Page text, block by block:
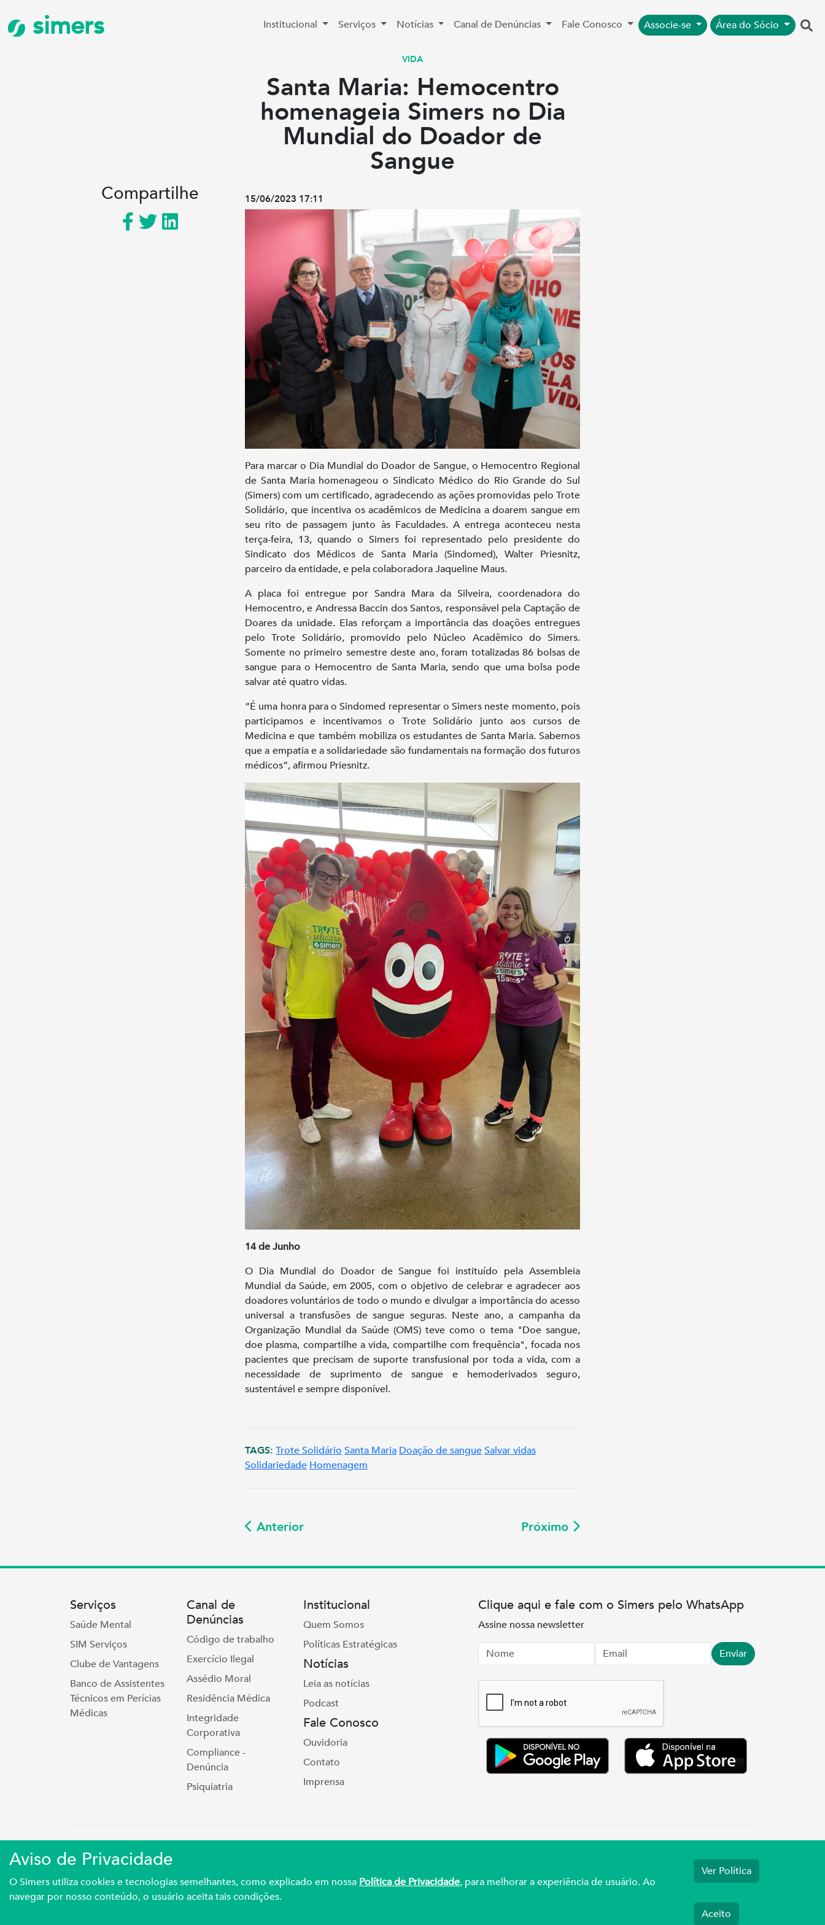
simers Institucional Serviços Notícias Canal de Denúncias Fale Conosco Associe-se Área do Sócio
VIDA
Santa Maria: Hemocentro
homenageia Simers no Dia
Mundial do Doador de
Sangue
Compartilhe 15/06/2023 17:11
Para marcar o Dia Mundial do Doador de Sangue, o Hemocentro Regional
de Santa Maria homenageou o Sindicato Médico do Rio Grande do Sul
(Simers) com um certificado, agradecendo as ações promovidas pelo Trote
Solidário, que incentiva os acadêmicos de Medicina a doarem sangue em
seu rito de passagem junto às Faculdades. A entrega aconteceu nesta
terça-feira, 13, quando o Simers foi representado pelo presidente do
Sindicato dos Médicos de Santa Maria (Sindomed), Walter Priesnitz,
parceiro da entidade, e pela colaboradora Jaqueline Maus.
A placa foi entregue por Sandra Mara da Silveira, coordenadora do
Hemocentro, e Andressa Baccin dos Santos, responsável pela Captação de
Doares da unidade. Elas reforçam a importância das doações entregues
pelo Trote Solidário, promovido pelo Núcleo Acadêmico do Simers.
Somente no primeiro semestre deste ano, foram totalizadas 86 bolsas de
sangue para o Hemocentro de Santa Maria, sendo que uma bolsa pode
salvar até quatro vidas.
“É uma honra para o Sindomed representar o Simers neste momento, pois
participamos e incentivamos o Trote Solidário junto aos cursos de
Medicina e que também mobiliza os estudantes de Santa Maria. Sabemos
que a empatia e a solidariedade são fundamentais na formação dos futuros
médicos”, afirmou Priesnitz.
14 de Junho
O Dia Mundial do Doador de Sangue foi instituído pela Assembleia
Mundial da Saúde, em 2005, com o objetivo de celebrar e agradecer aos
doadores voluntários de todo o mundo e divulgar a importância do acesso
universal a transfusões de sangue seguras. Neste ano, a campanha da
Organização Mundial da Saúde (OMS) teve como o tema "Doe sangue,
doe plasma, compartilhe a vida, compartilhe com frequência", focada nos
pacientes que precisam de suporte transfusional por toda a vida, com a
necessidade de suprimento de sangue e hemoderivados seguro,
sustentável e sempre disponível.
TAGS: Trote Solidário Santa Maria Doação de sangueSalvar vidas
Solidariedade Homenagem
Anterior Próximo
Aviso de Privacidade
O Simers utiliza cookies e tecnologias semelhantes, como explicado em nossa Política de Privacidade, para melhorar a experiência de usuário. Ao
navegar por nosso conteúdo, o usuário aceita tais condições.
Ver Política
Aceito
Serviços
Saúde Mental
SIM Serviços
Clube de Vantagens
Banco de Assistentes
Técnicos em Perícias
Médicas
Canal de
Denúncias
Código de trabalho
Exercício Ilegal
Assédio Moral
Residência Médica
Integridade
Corporativa
Compliance -
Denúncia
Psiquiatria
Institucional
Quem Somos
Políticas Estratégicas
Notícias
Leia as notícias
Podcast
Fale Conosco
Ouvidoria
Contato
Imprensa
Clique aqui e fale com o Simers pelo WhatsApp
Assine nossa newsletter
Nome
Email Enviar
Simers © 2023 | Rua Coronel Corte Real, 975 Petrópolis | Porto Alegre | (51) 3027.3737
Sindicato Médico Do Rio Grande Do Sul – CNPJ 92.990.498/0001-03